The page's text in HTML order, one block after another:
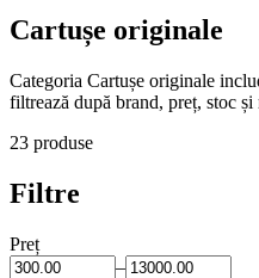
Cartușe originale
Categoria Cartușe originale
filtrează după brand, preț, stoc și
23 produse
Filtre
Preț
–